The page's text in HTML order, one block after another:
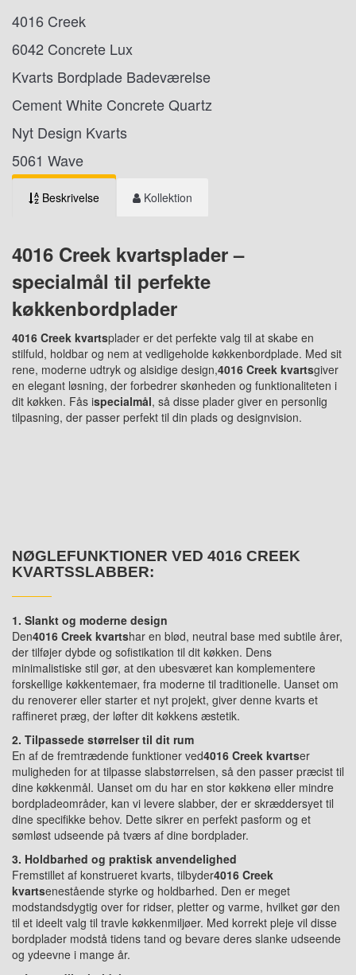
4016 Creek
6042 Concrete Lux
Kvarts Bordplade Badeværelse
Cement White Concrete Quartz
Nyt Design Kvarts
5061 Wave
Beskrivelse Kollektion
4016 Creek kvartsplader –
specialmål til perfekte
køkkenbordplader
4016 Creek kvartsplader er det perfekte valg til at skabe en
stilfuld, holdbar og nem at vedligeholde køkkenbordplade. Med sit
rene, moderne udtryk og alsidige design,4016 Creek kvartsgiver
en elegant løsning, der forbedrer skønheden og funktionaliteten i
dit køkken. Fås ispecialmål, så disse plader giver en personlig
tilpasning, der passer perfekt til din plads og designvision.
NØGLEFUNKTIONER VED 4016 CREEK
KVARTSSLABBER:
1. Slankt og moderne design
Den4016 Creek kvartshar en blød, neutral base med subtile årer,
der tilføjer dybde og sofistikation til dit køkken. Dens
minimalistiske stil gør, at den ubesværet kan komplementere
forskellige køkkentemaer, fra moderne til traditionelle. Uanset om
du renoverer eller starter et nyt projekt, giver denne kvarts et
raffineret præg, der løfter dit køkkens æstetik.
2. Tilpassede størrelser til dit rum
En af de fremtrædende funktioner ved4016 Creek kvartser
muligheden for at tilpasse slabstørrelsen, så den passer præcist til
dine køkkenmål. Uanset om du har en stor køkkenø eller mindre
bordpladeområder, kan vi levere slabber, der er skræddersyet til
dine specifikke behov. Dette sikrer en perfekt pasform og et
sømløst udseende på tværs af dine bordplader.
3. Holdbarhed og praktisk anvendelighed
Fremstillet af konstrueret kvarts, tilbyder4016 Creek
kvartsenestående styrke og holdbarhed. Den er meget
modstandsdygtig over for ridser, pletter og varme, hvilket gør den
til et ideelt valg til travle køkkenmiljøer. Med korrekt pleje vil disse
bordplader modstå tidens tand og bevare deres slanke udseende
og ydeevne i mange år.